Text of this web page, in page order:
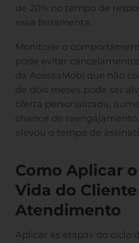
de 20% no tempo de
essa ferramenta.
Monitorar o
pode evitar
da AcessaMobi que não
de dois meses pode ser
oferta personalizada,
chance de
elevou o tempo de
Como Aplicar
Vida do
Atendimento
Aplicar as etapas do ciclo